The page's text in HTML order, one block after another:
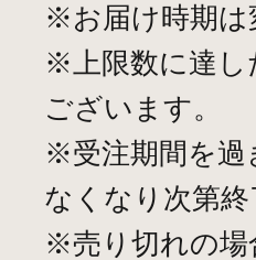
※お届け時期は
※上限数に達し
ございます。
※受注期間を過
なくなり次第終
※売り切れの場